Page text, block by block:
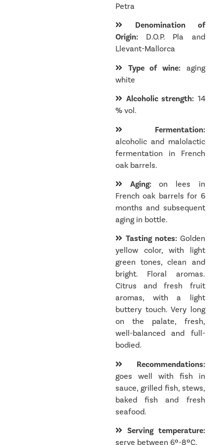
Petra
Denomination of
Origin: D.O.P. Pla and
Llevant-Mallorca
Type of wine:aging
white
Alcoholic strength: 14
% vol.
Fermentation:
alcoholic and malolactic
fermentation in French
oak barrels.
Aging:on lees in
French oak barrels for 6
months and subsequent
aging in bottle.
Tasting notes: Golden
yellow color, with light
green tones, clean and
bright. Floral aromas.
Citrus and fresh fruit
aromas, with a light
buttery touch. Very long
on the palate, fresh,
well-balanced and full-
bodied.
Recommendations:
goes well with fish in
sauce, grilled fish, stews,
baked fish and fresh
seafood.
Serving temperature:
serve between 6º-8ºC.